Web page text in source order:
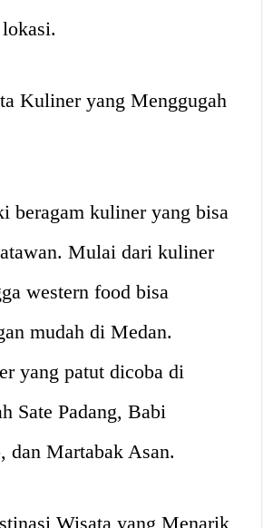
Kuliner yang Menggugah
beragam kuliner yang bisa
Mulai dari kuliner
western food bisa
mudah di Medan.
yang patut dicoba di
Sate Padang, Babi
dan Martabak Asan.
Wisata yang Menarik